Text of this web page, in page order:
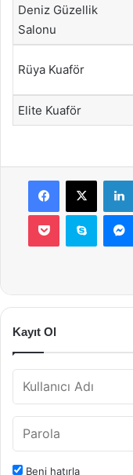
Deniz Güzellik
Salonu
Rüya Kuaför
Elite Kuaför
Facebook
X
Pocket Skype
Kayıt Ol
Beni hatırla